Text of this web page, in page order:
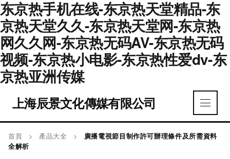
东京热手机在线-东京热天堂精品-东
京热天堂久久-东京热天堂网-东京热
网久久网-东京热无码AV-东京热无码
视频-东京热小电影-东京热性爱dv-东
京热亚洲传媒
上海辰景文化傳媒有限公司
首頁 > 產品大全 >
廣播電視節目制作許可辦理條件及所需資料
全解析